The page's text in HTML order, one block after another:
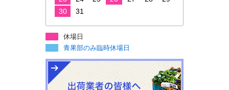
30
31
休場日
青果部のみ臨時休場日